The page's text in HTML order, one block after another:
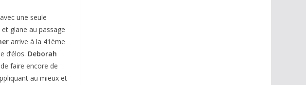
une seule
glane au passage
arrive à la 41ème
d’élos. Deborah
faire encore de
au mieux et